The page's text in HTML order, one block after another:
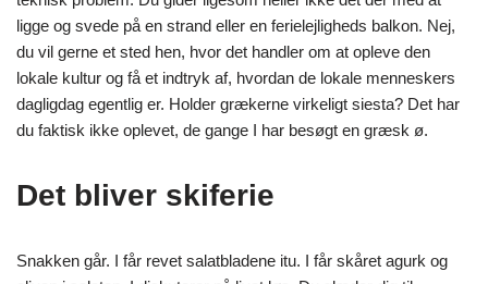
ligge og svede på en strand eller en ferielejligheds balkon. Nej,
du vil gerne et sted hen, hvor det handler om at opleve den
lokale kultur og få et indtryk af, hvordan de lokale menneskers
dagligdag egentlig er. Holder grækerne virkeligt siesta? Det har
du faktisk ikke oplevet, de gange I har besøgt en græsk ø.
Det bliver skiferie
Snakken går. I får revet salatbladene itu. I får skåret agurk og